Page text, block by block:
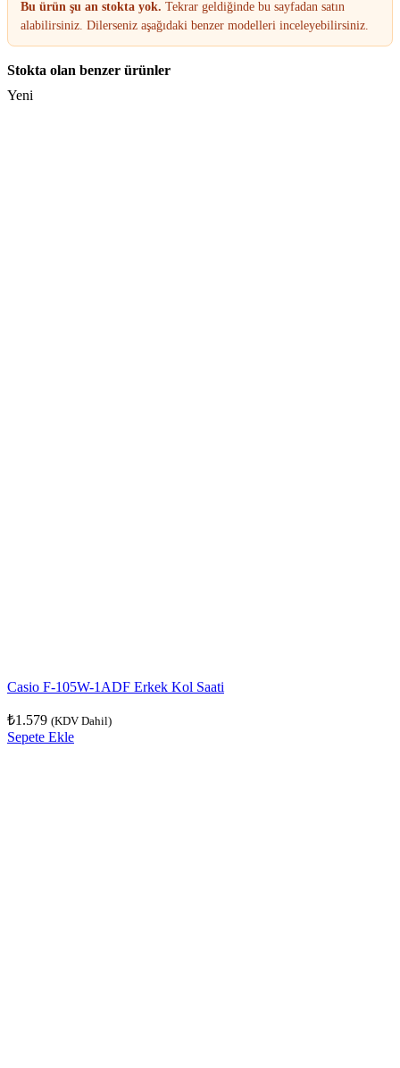
Bu ürün şu an stokta yok. Tekrar geldiğinde bu sayfadan satın
alabilirsiniz. Dilerseniz aşağıdaki benzer modelleri inceleyebilirsiniz.
Stokta olan benzer ürünler
Yeni
Casio F-105W-1ADF Erkek Kol Saati
₺1.579 (KDV Dahil)
Sepete Ekle